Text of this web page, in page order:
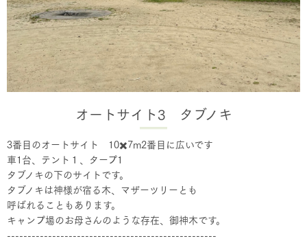
オートサイト3 タブノキ
3番目のオートサイト 10✖️7m2番目に広いです
車1台、テント１、タープ1
タブノキの下のサイトです。
タブノキは神様が宿る木、マザーツリーとも
呼ばれることもあります。
キャンプ場のお母さんのような存在、御神木です。
---------------------------------------------------